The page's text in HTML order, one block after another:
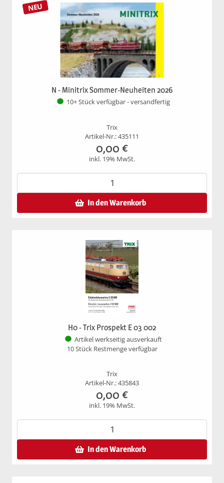
NEU
N - Minitrix Sommer-Neuheiten 2026
10+ Stück verfügbar - versandfertig
Trix
Artikel-Nr.: 435111
0,00 €
inkl. 19% MwSt.
In den Warenkorb
H0 - Trix Prospekt E 03 002
Artikel werkseitig ausverkauft
10 Stück Restmenge verfügbar
Trix
Artikel-Nr.: 435843
0,00 €
inkl. 19% MwSt.
In den Warenkorb